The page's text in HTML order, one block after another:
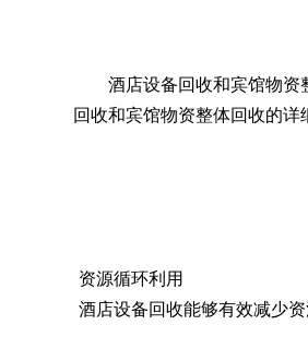
酒店设备回收和宾馆物资
回收和宾馆物资整体回收的详
资源循环利用
酒店设备回收能够有效减少资源浪费，提高资源利用率。例如，深圳市大众再生资源回收有限